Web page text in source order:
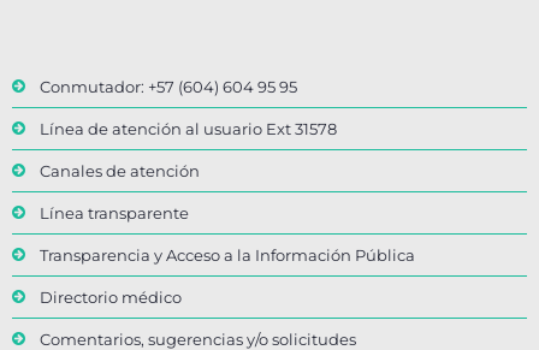
Conmutador: +57 (604) 604 95 95
Línea de atención al usuario Ext 31578
Canales de atención
Línea transparente
Transparencia y Acceso a la Información Pública
Directorio médico
Comentarios, sugerencias y/o solicitudes